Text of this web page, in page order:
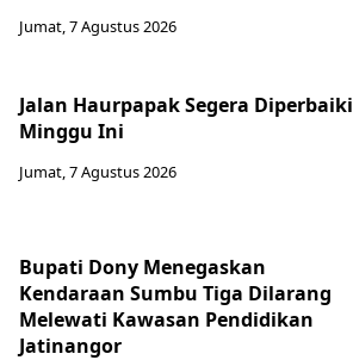
Jumat, 7 Agustus 2026
Jalan Haurpapak Segera Diperbaiki
Minggu Ini
Jumat, 7 Agustus 2026
Bupati Dony Menegaskan
Kendaraan Sumbu Tiga Dilarang
Melewati Kawasan Pendidikan
Jatinangor